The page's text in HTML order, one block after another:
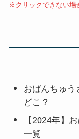
※クリックできない場
おぱんちゅう
どこ？
【2024年】
一覧